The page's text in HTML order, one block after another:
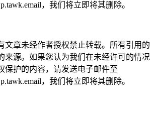
，我们将立即将其删除。
文章未经作者授权禁止转载。所有引用的
来源。如果您认为我们在未经许可的情况
保护的内容，请发送电子邮件至
，我们将立即将其删除。